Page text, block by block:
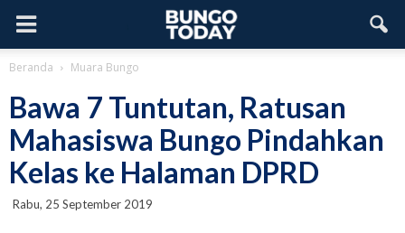
Beranda Muara Bungo
Bawa 7 Tuntutan, Ratusan
Mahasiswa Bungo Pindahkan
Kelas ke Halaman DPRD
Rabu, 25 September 2019